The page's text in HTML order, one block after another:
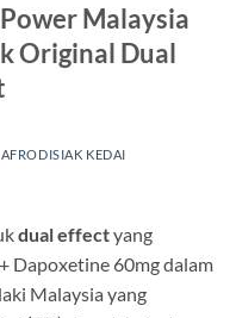
Malaysia
Original Dual
AFRODISIAK KEDAI
dual effectyang
Dapoxetine 60mg dalam
Malaysia yang